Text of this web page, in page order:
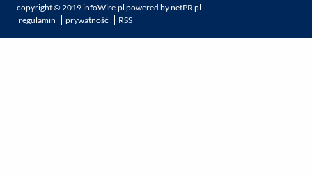
copyright ©2019infoWire.pl powered bynetPR.pl
regulamin
prywatność RSS